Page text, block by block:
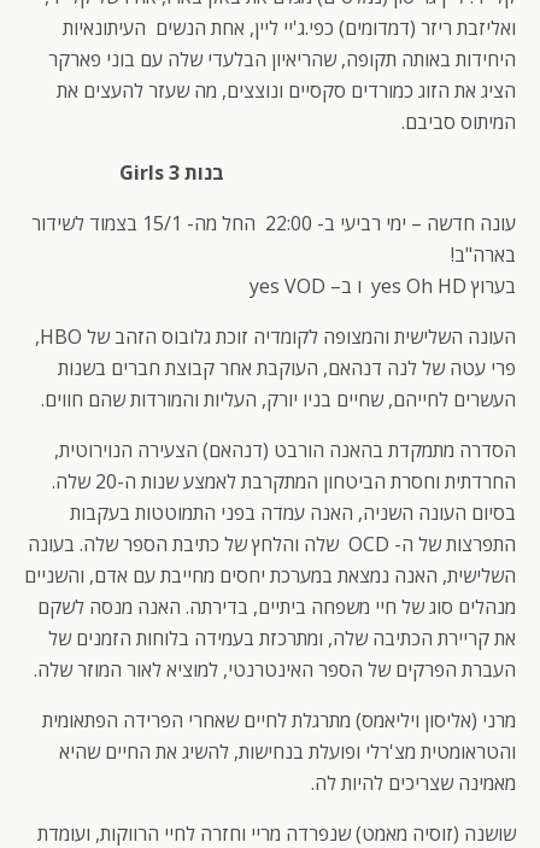
ואליזבת ריזר (דמדומים) כפי.ג'יי ליין, אחת הנשים העיתונאיות
היחידות באותה תקופה, שהריאיון הבלעדי שלה עם בוני פארקר
הציג את הזוג כמורדים סקסיים ונוצצים, מה שעזר להעצים את
המיתוס סביבם.
בנות 3 Girls
עונה חדשה – ימי רביעי ב- 22:00 החל מה- 15/1 בצמוד לשידור
בארה"ב!
בערוץ yes Oh HD ו ב– yes VOD
העונה השלישית והמצופה לקומדיה זוכת גלובוס הזהב של HBO,
פרי עטה של לנה דנהאם, העוקבת אחר קבוצת חברים בשנות
העשרים לחייהם, שחיים בניו יורק, העליות והמורדות שהם חווים.
הסדרה מתמקדת בהאנה הורבט (דנהאם) הצעירה הנוירוטית,
החרדתית וחסרת הביטחון המתקרבת לאמצע שנות ה-20 שלה.
בסיום העונה השניה, האנה עמדה בפני התמוטטות בעקבות
התפרצות של ה- OCD שלה והלחץ של כתיבת הספר שלה. בעונה
השלישית, האנה נמצאת במערכת יחסים מחייבת עם אדם, והשניים
מנהלים סוג של חיי משפחה ביתיים, בדירתה. האנה מנסה לשקם
את קריירת הכתיבה שלה, ומתרכזת בעמידה בלוחות הזמנים של
העברת הפרקים של הספר האינטרנטי, למוציא לאור המוזר שלה.
מרני (אליסון ויליאמס) מתרגלת לחיים שאחרי הפרידה הפתאומית
והטראומטית מצ'רלי ופועלת בנחישות, להשיג את החיים שהיא
מאמינה שצריכים להיות לה.
שושנה (זוסיה מאמט) שנפרדה מריי וחזרה לחיי הרווקות, ועומדת